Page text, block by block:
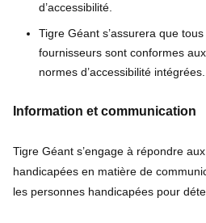
d’accessibilité.
Tigre Géant s’assurera que
fournisseurs sont conformes
normes d’accessibilité intégrées.
Information et communication
Tigre Géant s’engage à répondre
handicapées en matière de
les personnes handicapées pour